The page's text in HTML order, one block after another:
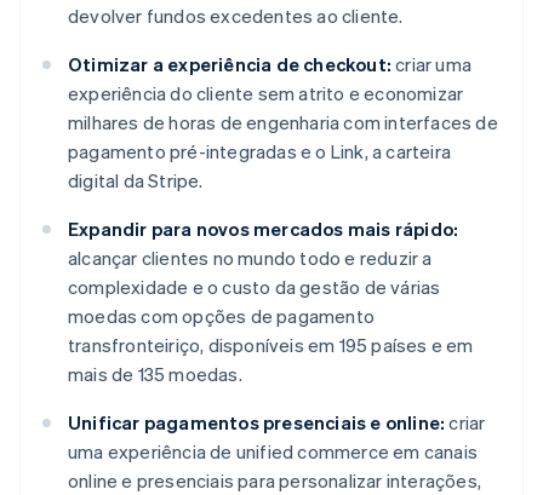
devolver fundos excedentes ao cliente.
Otimizar a experiência de checkout: criar uma
experiência do cliente sem atrito e economizar
milhares de horas de engenharia com interfaces de
pagamento pré-integradas e o Link, a carteira
digital da Stripe.
Expandir para novos mercados mais rápido:
alcançar clientes no mundo todo e reduzir a
complexidade e o custo da gestão de várias
moedas com opções de pagamento
transfronteiriço, disponíveis em 195 países e em
mais de 135 moedas.
Unificar pagamentos presenciais e online: criar
uma experiência de unified commerce em canais
online e presenciais para personalizar interações,